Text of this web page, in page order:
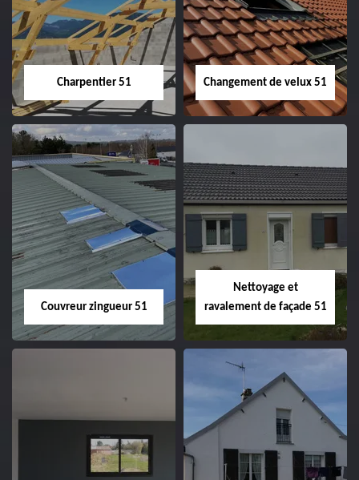
Charpentier 51
Charpentier 51
Changement de velux 51
Changement de
velux 51
Couvreur zingueur 51
51
Nettoyage et
ravalement de façade 51
Nettoyage et
ravalement de
façade 51